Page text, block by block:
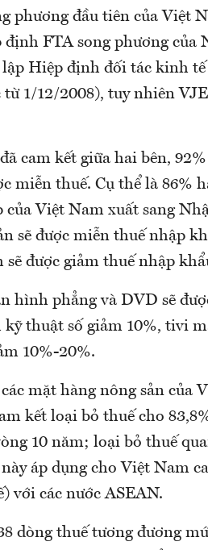
phương đầu tiên của Việt
FTA song phương của
Hiệp định đối tác kinh
1/12/2008), tuy nhiên
cam kết giữa hai bên,
miễn thuế. Cụ thể là 86%
của Việt Nam xuất sang
sẽ được miễn thuế nhập
được giảm thuế nhập
hình phẳng và DVD sẽ
thuật số giảm 10%, tivi
10%-20%.
mặt hàng nông sản của
kết loại bỏ thuế cho
10 năm; loại bỏ thuế
áp dụng cho Việt Nam
với các nước ASEAN.
dòng thuế tương đương